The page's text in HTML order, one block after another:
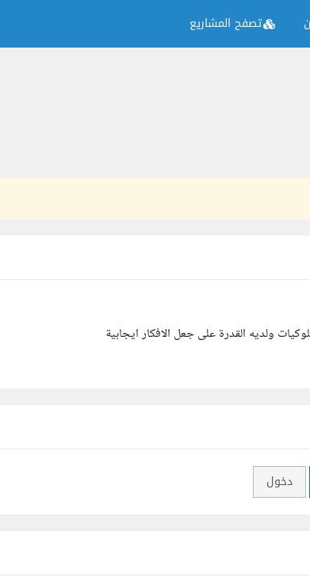
تصفح المشاريع
ولديه القدرة على جعل الافكار ايجابية
دخول